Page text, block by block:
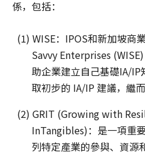
係，包括：
(1) WISE：IPOS和新加坡商
Savvy Enterprises
助企業建立自己基礎IA/
取初步的 IA/IP 建議，繼
(2) GRIT (Growing with
InTangibles)：是一項重
列特定產業的參與、資源